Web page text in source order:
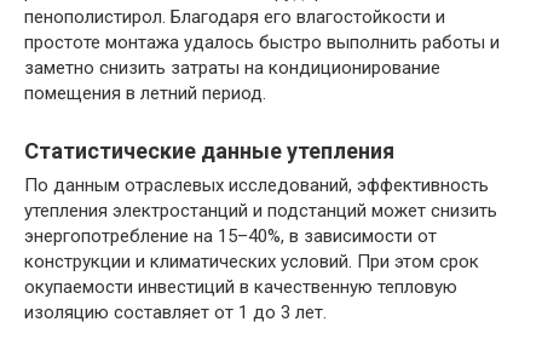
пенополистирол. Благодаря его влагостойкости и
простоте монтажа удалось быстро выполнить работы и
заметно снизить затраты на кондиционирование
помещения в летний период.
Статистические данные утепления
По данным отраслевых исследований, эффективность
утепления электростанций и подстанций может снизить
энергопотребление на 15–40%, в зависимости от
конструкции и климатических условий. При этом срок
окупаемости инвестиций в качественную тепловую
изоляцию составляет от 1 до 3 лет.